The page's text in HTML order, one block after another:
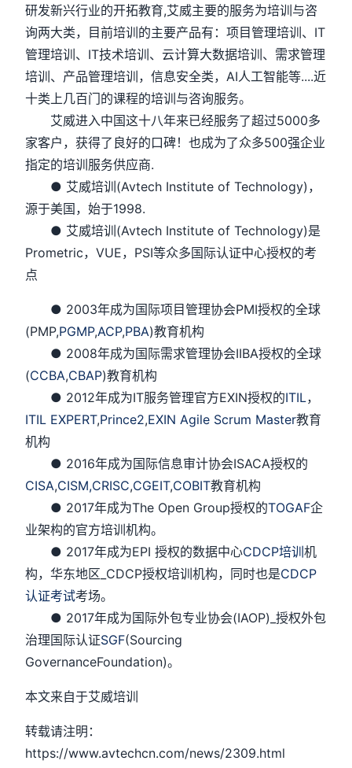
研发新兴行业的开拓教育,艾威主要的服务为培训与咨
询两大类，目前培训的主要产品有：项目管理培训、IT
管理培训、IT技术培训、云计算大数据培训、需求管理
培训、产品管理培训，信息安全类，AI人工智能等....近
十类上几百门的课程的培训与咨询服务。
艾威进入中国这十八年来已经服务了超过5000多
家客户，获得了良好的口碑！也成为了众多500强企业
指定的培训服务供应商.
● 艾威培训(Avtech Institute of Technology)，
源于美国，始于1998.
● 艾威培训(Avtech Institute of Technology)是
Prometric，VUE，PSI等众多国际认证中心授权的考
点
● 2003年成为国际项目管理协会PMI授权的全球
(PMP,PGMP,ACP,PBA)教育机构
● 2008年成为国际需求管理协会IIBA授权的全球
(CCBA,CBAP)教育机构
● 2012年成为IT服务管理官方EXIN授权的ITIL，
ITIL EXPERT,Prince2,EXIN Agile Scrum Master教育
机构
● 2016年成为国际信息审计协会ISACA授权的
CISA,CISM,CRISC,CGEIT,COBIT教育机构
● 2017年成为The Open Group授权的TOGAF企
业架构的官方培训机构。
● 2017年成为EPI 授权的数据中心CDCP培训机
构，华东地区_CDCP授权培训机构，同时也是CDCP
认证考试考场。
● 2017年成为国际外包专业协会(IAOP)_授权外包
治理国际认证SGF(Sourcing
GovernanceFoundation)。
本文来自于艾威培训
转载请注明：
https://www.avtechcn.com/news/2309.html